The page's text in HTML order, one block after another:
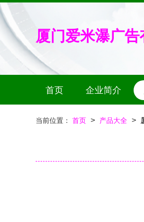
厦门爱米瀑广告
首页 企业简介
当前位置： 首页 > 产品大全 >